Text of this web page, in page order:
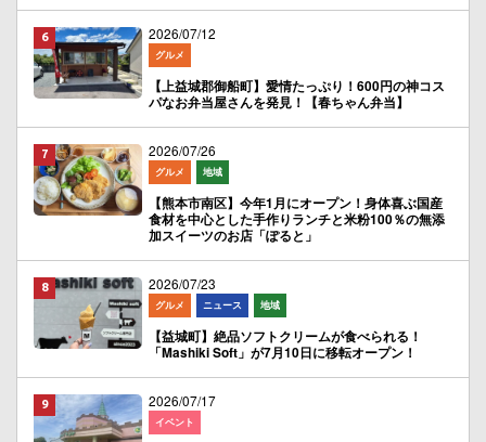
2026/07/12
グルメ
【上益城郡御船町】愛情たっぷり！600円の神コス
パなお弁当屋さんを発見！【春ちゃん弁当】
2026/07/26
グルメ 地域
【熊本市南区】今年1月にオープン！身体喜ぶ国産
食材を中心とした手作りランチと米粉100％の無添
加スイーツのお店「ぽると」
2026/07/23
グルメ ニュース 地域
【益城町】絶品ソフトクリームが食べられる！
「Mashiki Soft」が7月10日に移転オープン！
2026/07/17
イベント